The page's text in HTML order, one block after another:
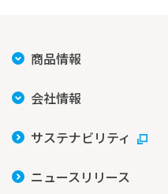
商品情報
会社情報
サステナビリティ
ニュースリリース